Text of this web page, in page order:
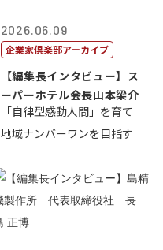
2026.06.09
企業家倶楽部アーカイブ
【編集長インタビュー】ス
ーパーホテル会長山本梁介
「自律型感動人間」を育て
地域ナンバーワンを目指す